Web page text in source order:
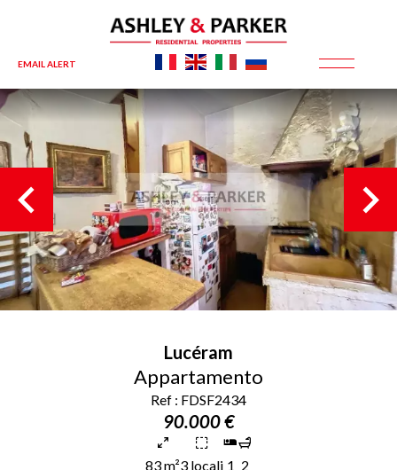
EMAIL ALERT
Lucéram
Appartamento
Ref : FDSF2434
90.000 €
83 m²3 locali 1 2